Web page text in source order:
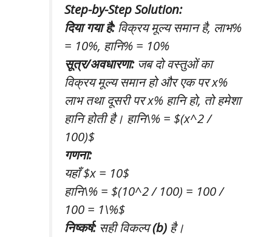
Step-by-Step Solution:
दिया गया है:विक्रय मूल्य समान है, लाभ%
= 10%, हानि% = 10%
सूत्र/अवधारणा:जब दो वस्तुओं का
विक्रय मूल्य समान हो और एक पर x%
लाभ तथा दूसरी पर x% हानि हो, तो हमेशा
हानि होती है। हानि\% = $(x^2 /
100)$
गणना:
यहाँ $x = 10$
हानि\% = $(10^2 / 100) = 100 /
100 = 1\%$
निष्कर्ष:सही विकल्प(b) है।